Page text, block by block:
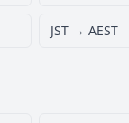
JST → AEST